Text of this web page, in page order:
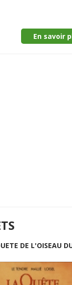
En savoir
DE L'OISEAU